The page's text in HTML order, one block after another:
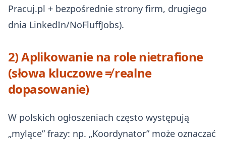
Pracuj.pl + bezpośrednie strony firm, drugiego
dnia LinkedIn/NoFluffJobs).
2) Aplikowanie na role nietrafione
(słowa kluczowe ≠ realne
dopasowanie)
W polskich ogłoszeniach często występują
„mylące” frazy: np. „Koordynator” może oznaczać